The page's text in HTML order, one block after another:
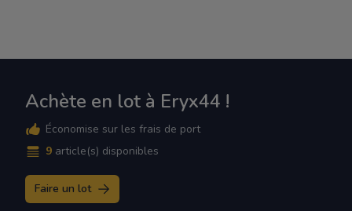
Achète en lot à Eryx44 !
Économise sur les frais de port
9 article(s) disponibles
Faire un lot